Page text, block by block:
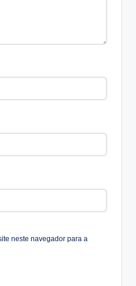
neste navegador para a